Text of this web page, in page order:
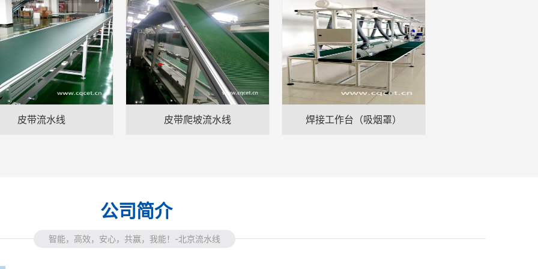
皮带流水线 皮带爬坡流水线 焊接工作台（吸烟罩）
公司简介
智能，高效，安心，共赢，我能！-北京流水线